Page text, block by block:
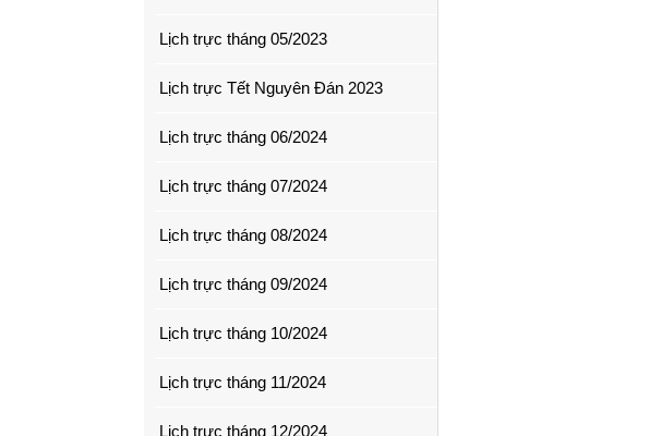
Lịch trực tháng 05/2023
Lịch trực Tết Nguyên Đán 2023
Lịch trực tháng 06/2024
Lịch trực tháng 07/2024
Lịch trực tháng 08/2024
Lịch trực tháng 09/2024
Lịch trực tháng 10/2024
Lịch trực tháng 11/2024
Lịch trực tháng 12/2024